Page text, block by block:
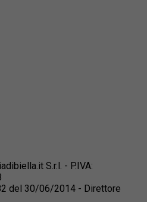
S.r.l. - P.IVA:
del 30/06/2014 - Direttore